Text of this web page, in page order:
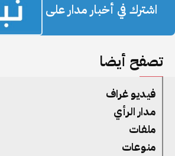
اشترك في أخبار مدار على
تصفح أيضا
فيديو غراف
مدار الرأي
ملفات
منوعات